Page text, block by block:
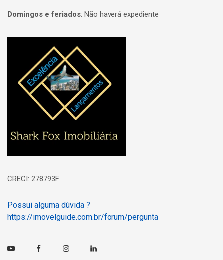
Domingos e feriados: Não haverá expediente
Página inicial
CRECI: 278793F
Possui alguma dúvida ?
https://imovelguide.com.br/forum/pergunta
Youtube FacebookInstagramLinkedin